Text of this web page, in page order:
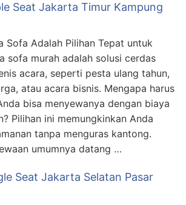
Seat Jakarta Timur Kampung
Sofa Adalah Pilihan Tepat untuk
sofa murah adalah solusi cerdas
acara, seperti pesta ulang tahun,
atau acara bisnis. Mengapa harus
bisa menyewanya dengan biaya
Pilihan ini memungkinkan Anda
tanpa menguras kantong.
umumnya datang …
Seat Jakarta Selatan Pasar